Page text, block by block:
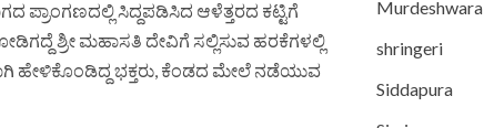
ಪ್ರಾಂಗಣದಲ್ಲಿ ಸಿದ್ದಪಡಿಸಿದ ಆಳೆತ್ತರದ ಕಟ್ಟಿಗೆ
ಶ್ರೀ ಮಹಾಸತಿ ದೇವಿಗೆ ಸಲ್ಲಿಸುವ ಹರಕೆಗಳಲ್ಲಿ
ಹೇಳಿಕೊಂಡಿದ್ದ ಭಕ್ತರು, ಕೆಂಡದ ಮೇಲೆ ನಡೆಯುವ
Murdeshwara
shringeri
Siddapura